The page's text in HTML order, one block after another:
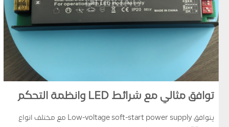
توافق مثالي مع شرائط LED وانظمة التحكم
يتوافق Low-voltage soft-start power supply مع مختلف انواع